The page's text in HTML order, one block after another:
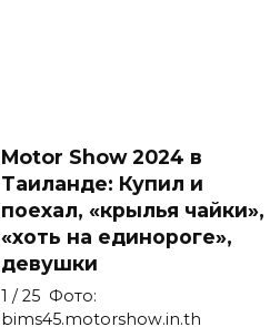
Motor Show 2024 в
Таиланде: Купил и
поехал, «крылья чайки»,
«хоть на единороге»,
девушки
1 / 25 Фото:
bims45.motorshow.in.th